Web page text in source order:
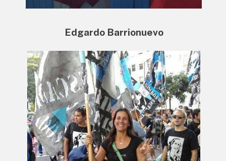
Edgardo Barrionuevo